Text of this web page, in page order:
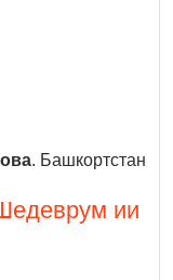
. Башкортстан
ии